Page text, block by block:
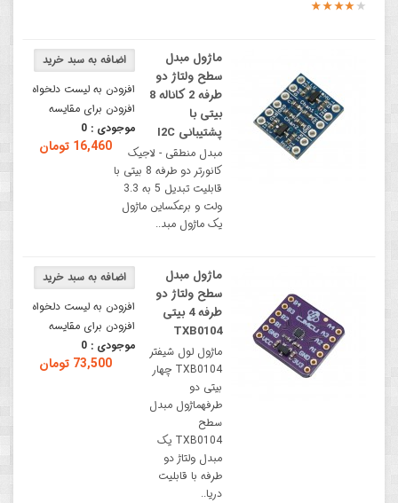
افزودن به لیست دلخواه
افزودن برای مقایسه
موجودی : 0
16,460 تومان
ماژول مبدل
سطح ولتاژ دو
طرفه 2 کاناله 8
بیتی با
پشتیبانی I2C
مبدل منطقی - لاجیک
کانورتر دو طرفه 8 بیتی با
قابلیت تبدیل 5 به 3.3
ولت و برعکساین ماژول
یک ماژول مبد..
افزودن به لیست دلخواه
افزودن برای مقایسه
موجودی : 0
73,500 تومان
ماژول مبدل
سطح ولتاژ دو
طرفه 4 بیتی
TXB0104
ماژول لول شیفتر
TXB0104 چهار
بیتی دو
طرفهماژول مبدل
سطح
TXB0104 یک
مبدل ولتاژ دو
طرفه با قابلیت
دریا..